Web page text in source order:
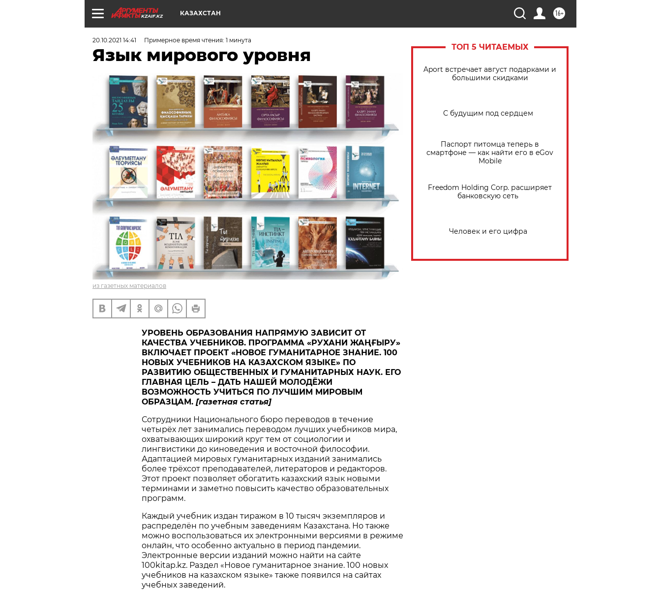
KZAIF.KZ 16+
КАЗАХСТАН
20.10.2021 14:41 Примерное время чтения: 1 минута
Язык мирового уровня
из газетных материалов
УРОВЕНЬ ОБРАЗОВАНИЯ НАПРЯМУЮ ЗАВИСИТ ОТ
КАЧЕСТВА УЧЕБНИКОВ. ПРОГРАММА «РУХАНИ ЖАҢҒЫРУ»
ВКЛЮЧАЕТ ПРОЕКТ «НОВОЕ ГУМАНИТАРНОЕ ЗНАНИЕ. 100
НОВЫХ УЧЕБНИКОВ НА КАЗАХСКОМ ЯЗЫКЕ» ПО
РАЗВИТИЮ ОБЩЕСТВЕННЫХ И ГУМАНИТАРНЫХ НАУК. ЕГО
ГЛАВНАЯ ЦЕЛЬ – ДАТЬ НАШЕЙ МОЛОДЁЖИ
ВОЗМОЖНОСТЬ УЧИТЬСЯ ПО ЛУЧШИМ МИРОВЫМ
ОБРАЗЦАМ. [газетная статья]
Сотрудники Национального бюро переводов в течение
четырёх лет занимались переводом лучших учебников мира,
охватывающих широкий круг тем от социологии и
лингвистики до киноведения и восточной философии.
Адаптацией мировых гуманитарных изданий занимались
более трёхсот преподавателей, литераторов и редакторов.
Этот проект позволяет обогатить казахский язык новыми
терминами и заметно повысить качество образовательных
программ.
Каждый учебник издан тиражом в 10 тысяч экземпляров и
распределён по учебным заведениям Казахстана. Но также
можно воспользоваться их электронными версиями в режиме
онлайн, что особенно актуально в период пандемии.
Электронные версии изданий можно найти на сайте
100kitap.kz. Раздел «Новое гуманитарное знание. 100 новых
учебников на казахском языке» также появился на сайтах
учебных заведений.
ТОП 5 ЧИТАЕМЫХ
Aport встречает август подарками и
большими скидками
С будущим под сердцем
Паспорт питомца теперь в
смартфоне — как найти его в eGov
Mobile
Freedom Holding Corp. расширяет
банковскую сеть
Человек и его цифра